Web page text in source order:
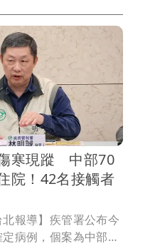
蒙變化、骨盆腔問題
寒現蹤 中部70
院！42名接觸者
北報導】疾管署公布今
病例，個案為中部一